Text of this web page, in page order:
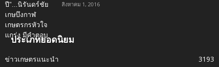
สิงหาคม 1, 2016
ประเภทยอดนิยม
ข่าวเกษตรแนะนำ
3193